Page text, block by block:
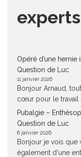
experts
Opéré d’une hernie
Question de Luc
11 janvier 2026
Bonjour Arnaud,
cœur pour le travail
Pubalgie –
Question de Luc
6 janvier 2026
Bonjour je vois que
également d'une